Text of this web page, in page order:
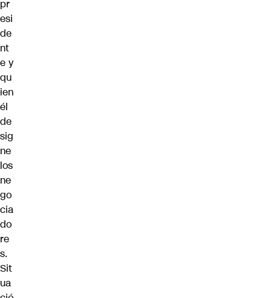
pr
esi
de
nt
e y
qu
ien
él
de
sig
ne
los
ne
go
cia
do
re
s.
Sit
ua